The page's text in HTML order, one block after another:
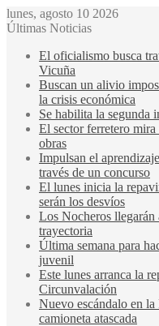
lunes, agosto 10 2026
Últimas Noticias
El oficialismo busca
Vicuña
Buscan un alivio
la crisis económica
Se habilita la segunda
El sector ferretero
obras
Impulsan el
través de un concurso
El lunes inicia la
serán los desvíos
Los Nocheros llegarán
trayectoria
Última semana para
juvenil
Este lunes arranca la
Circunvalación
Nuevo escándalo en
camioneta atascada